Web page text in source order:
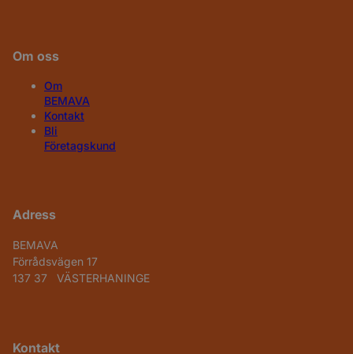
Om oss
Om
BEMAVA
Kontakt
Bli
Företagskund
Adress
BEMAVA
Förrådsvägen 17
137 37 VÄSTERHANINGE
Kontakt